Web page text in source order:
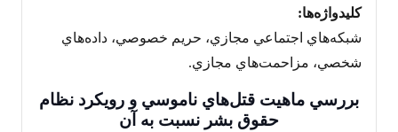
کليدواژه‌ها:
شبکه‌هاي اجتماعي مجازي، حريم خصوصي، داده‌هاي
شخصي، مزاحمت‌هاي مجازي.
بررسي ماهيت قتل‌هاي ناموسي و رويکرد نظام
حقوق بشر نسبت به آن